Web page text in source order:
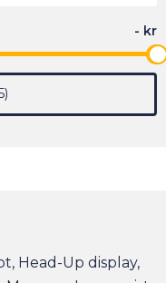
Head-Up display,